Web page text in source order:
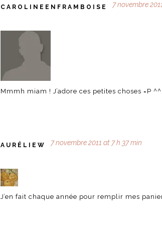
CAROLINEENFRAMBOISE 7 novembre
Mmmh miam ! J’adore ces petites choses =P ^^
AURÉLIEW 7 novembre 2011 at 7 h 37 min
J’en fait chaque année pour remplir mes